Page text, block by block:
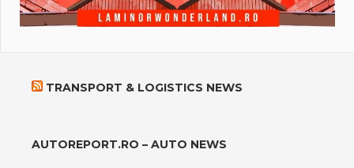
TRANSPORT & LOGISTICS NEWS
AUTOREPORT.RO – AUTO NEWS